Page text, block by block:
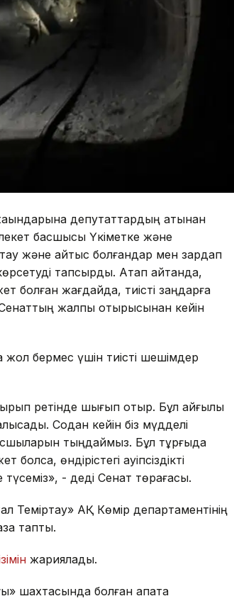
депутаттардың атынан
басшысы Үкіметке және
және қайтыс болғандар мен зардап
тапсырды. Атап айтқанда,
болған жағдайда, тиісті заңдарға
жалпы отырысынан кейін
жол бермес үшін тиісті шешімдер
ретінде шығып отыр. Бұл қайғылы
Содан кейін біз мүдделі
тыңдаймыз. Бұл тұрғыда
өндірістегі қауіпсіздікті
- деді Сенат төрағасы.
Теміртау» АҚ Көмір департаментінің
тапты.
жариялады.
шахтасында болған апатқа